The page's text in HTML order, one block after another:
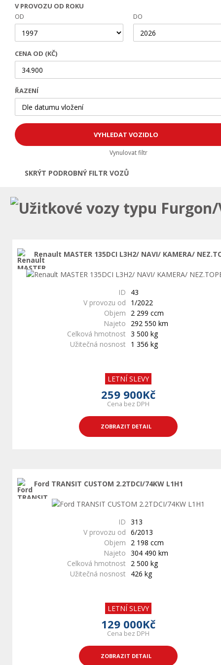
V PROVOZU OD ROKU
OD
DO
CENA OD (KČ)
ŘAZENÍ
Vynulovat filtr
SKRÝT PODROBNÝ FILTR VOZŮ
Užitkové vozy typu
Renault MASTER 135DCI L3H2/ NAVI/ KAMERA/
ID
43
V provozu od
1/2022
Objem
2 299 ccm
Najeto
292 550 km
Celková hmotnost 3 500 kg
Užitečná nosnost
1 356 kg
LETNÍ SLEVY
259 900Kč
Cena bez DPH
ZOBRAZIT DETAIL
Ford TRANSIT CUSTOM 2.2TDCI/74KW L1H1
ID 313
V provozu od 6/2013
Objem
2 198 ccm
Najeto 304 490 km
Celková hmotnost
2 500 kg
Užitečná nosnost
426 kg
LETNÍ SLEVY
129 000Kč
Cena bez DPH
ZOBRAZIT DETAIL